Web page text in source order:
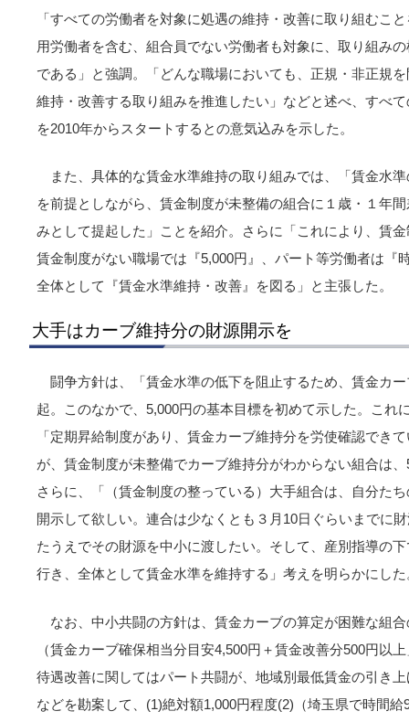
「すべての労働者を対象に処遇の維持・改善に取り組むこ
用労働者を含む、組合員でない労働者も対象に、取り組み
である」と強調。「どんな職場においても、正規・非正規
維持・改善する取り組みを推進したい」などと述べ、すべ
を2010年からスタートするとの意気込みを示した。
また、具体的な賃金水準維持の取り組みでは、「賃金水
を前提としながら、賃金制度が未整備の組合に１歳・１年
みとして提起した」ことを紹介。さらに「これにより、賃
賃金制度がない職場では『5,000円』、パート等労働者は『
全体として『賃金水準維持・改善』を図る」と主張した。
大手はカーブ維持分の財源開示を
闘争方針は、「賃金水準の低下を阻止するため、賃金カ
起。このなかで、5,000円の基本目標を初めて示した。これ
「定期昇給制度があり、賃金カーブ維持分を労使確認でき
が、賃金制度が未整備でカーブ維持分がわからない組合は
さらに、「（賃金制度の整っている）大手組合は、自分た
開示して欲しい。連合は少なくとも３月10日ぐらいまでに
たうえでその財源を中小に渡したい。そして、産別指導の
行き、全体として賃金水準を維持する」考えを明らかにした
なお、中小共闘の方針は、賃金カーブの算定が困難な組
（賃金カーブ確保相当分目安4,500円＋賃金改善分500円以
待遇改善に関してはパート共闘が、地域別最低賃金の引き
などを勘案して、(1)絶対額1,000円程度(2)（埼玉県で時間